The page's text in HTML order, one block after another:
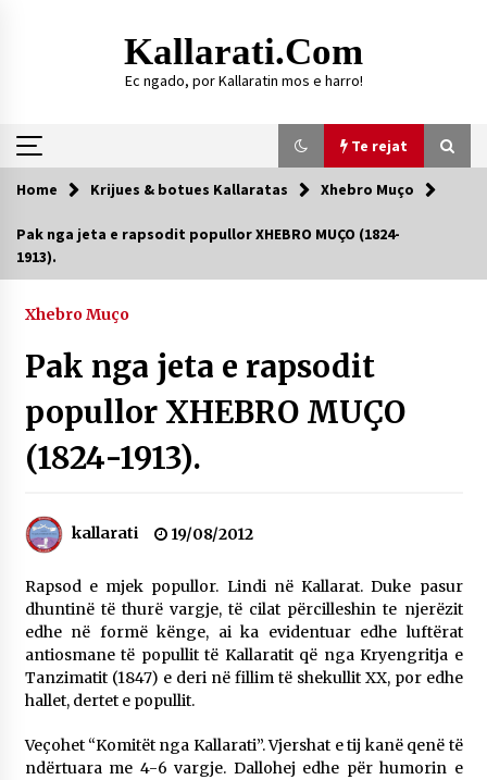
Kallarati.com
Ec ngado, por Kallaratin mos e harro!
Te rejat
Te rejat
HISTORIKU I KALLARATIT
GJONBRATAJ NË TIRANË
09/08/2026
DURRËS: ZGJEDHJE TË REJA TË DEGËS SË
SHOQATËS “KALLARATI”
16/07/2026
07/07/2026
SI U ARRIT TË REALIZOHEJ PERLA FOLKLORIKE
“JANINËS Ç’I PANË SYTË”
06/06/2026
NË KALLARAT, NË “FSHATIN E DJEGUR” U
ZHVILLUA EDICIONI I TRETË I PIKNIKU
PRANVEROR
Gazeta Kallarati nr. 117
Home Krijues & botues Kallaratas Xhebro Muço
Pak nga jeta e rapsodit popullor XHEBRO MUÇO (1824-
1913).
Xhebro Muço
Pak nga jeta e rapsodit
popullor XHEBRO MUÇO
(1824-1913).
kallarati 19/08/2012
Rapsod e mjek popullor. Lindi në Kallarat. Duke pasur
dhuntinë të thurë vargje, të cilat përcilleshin te njerëzit
edhe në formë kënge, ai ka evidentuar edhe luftërat
antiosmane të popullit të Kallaratit që nga Kryengritja e
Tanzimatit (1847) e deri në fillim të shekullit XX, por edhe
hallet, dertet e popullit.
Veçohet “Komitët nga Kallarati”. Vjershat e tij kanë qenë të
ndërtuara me 4-6 vargje. Dallohej edhe për humorin e